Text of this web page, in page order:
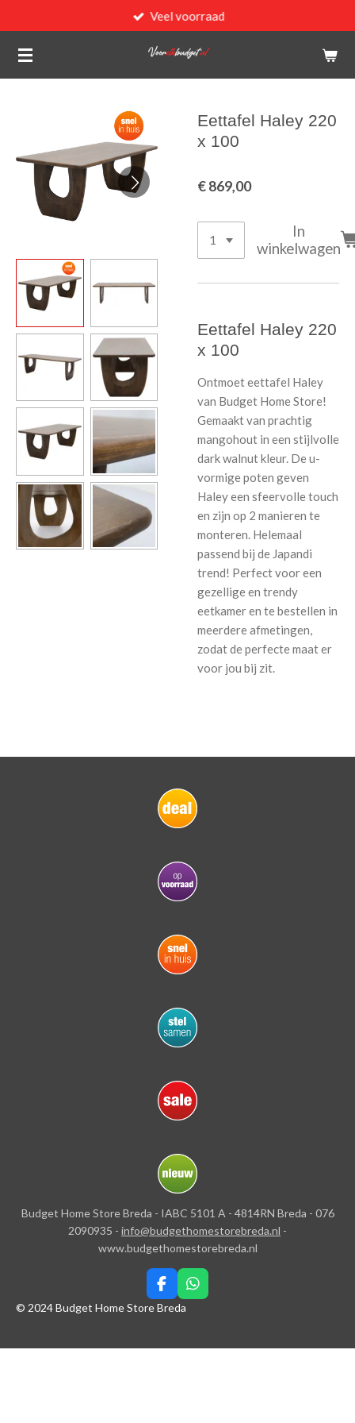
direct
naar
Veel voorraad
Eettafel Haley 220
x 100
€ 869,00
In
winkelwagen
Eettafel Haley 220
x 100
Ontmoet eettafel Haley
van Budget Home Store!
Gemaakt van prachtig
mangohout in een stijlvolle
dark walnut kleur. De u-
vormige poten geven
Haley een sfeervolle touch
en zijn op 2 manieren te
monteren. Helemaal
passend bij de Japandi
trend! Perfect voor een
gezellige en trendy
eetkamer en te bestellen in
meerdere afmetingen,
zodat de perfecte maat er
voor jou bij zit.
Budget Home Store Breda - IABC 5101 A - 4814RN Breda - 076
2090935 - info@budgethomestorebreda.nl -
www.budgethomestorebreda.nl
F
a
b
W
h
s
© 2024 Budget Home Store Breda